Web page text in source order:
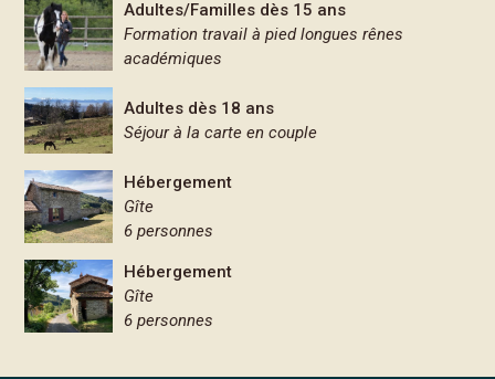
Adultes/Familles dès 15 ans
Formation travail à pied longues rênes
académiques
Adultes dès 18 ans
Séjour à la carte en couple
Hébergement
Gîte
6 personnes
Hébergement
Gîte
6 personnes